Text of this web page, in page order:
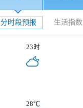
分时段预报 生活指数
23时
28℃